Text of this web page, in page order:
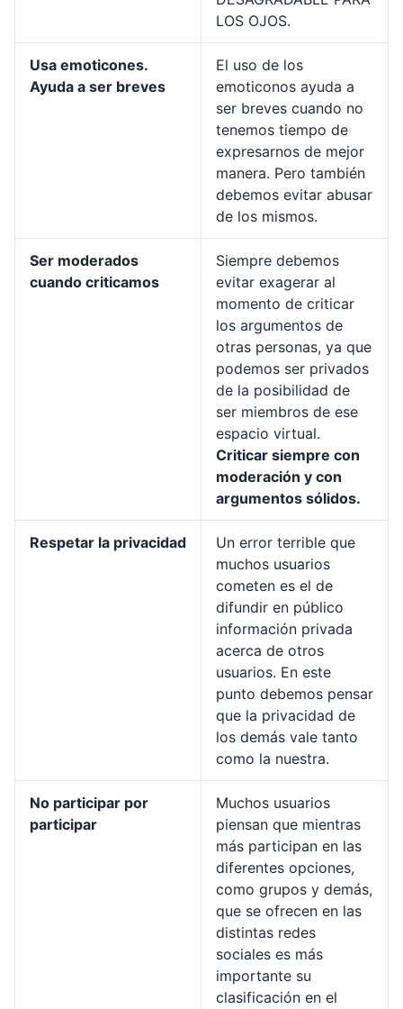
LOS OJOS.
Usa emoticones.
Ayuda a ser breves
El uso de los
emoticonos ayuda a
ser breves cuando no
tenemos tiempo de
expresarnos de mejor
manera. Pero también
debemos evitar abusar
de los mismos.
Ser moderados
cuando criticamos
Siempre debemos
evitar exagerar al
momento de criticar
los argumentos de
otras personas, ya que
podemos ser privados
de la posibilidad de
ser miembros de ese
espacio virtual.
Criticar siempre con
moderación y con
argumentos sólidos.
Respetar la privacidad
Un error terrible que
muchos usuarios
cometen es el de
difundir en público
información privada
acerca de otros
usuarios. En este
punto debemos pensar
que la privacidad de
los demás vale tanto
como la nuestra.
No participar por
participar
Muchos usuarios
piensan que mientras
más participan en las
diferentes opciones,
como grupos y demás,
que se ofrecen en las
distintas redes
sociales es más
importante su
clasificación en el